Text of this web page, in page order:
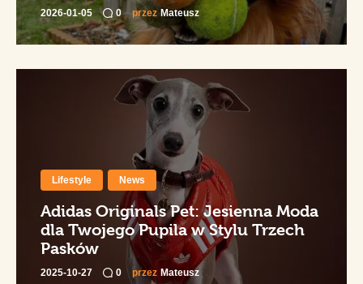
2026-01-05 0 przez Mateusz
Lifestyle News
Adidas Originals Pet: Jesienna Moda
dla Twojego Pupila w Stylu Trzech
Pasków
2025-10-27 0 przez Mateusz